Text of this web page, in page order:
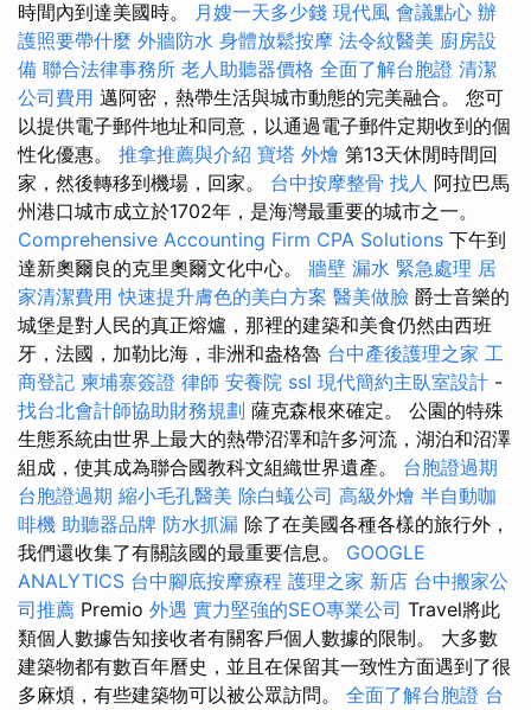
時間內到達美國時。 月嫂一天多少錢 現代風 會議點心 辦
護照要帶什麼 外牆防水 身體放鬆按摩 法令紋醫美 廚房設
備 聯合法律事務所 老人助聽器價格 全面了解台胞證 清潔
公司費用 邁阿密，熱帶生活與城市動態的完美融合。 您可
以提供電子郵件地址和同意，以通過電子郵件定期收到的個
性化優惠。 推拿推薦與介紹 寶塔 外燴 第13天休閒時間回
家，然後轉移到機場，回家。 台中按摩整骨 找人 阿拉巴馬
州港口城市成立於1702年，是海灣最重要的城市之一。
Comprehensive Accounting Firm CPA Solutions 下午到
達新奧爾良的克里奧爾文化中心。 牆壁 漏水 緊急處理 居
家清潔費用 快速提升膚色的美白方案 醫美做臉 爵士音樂的
城堡是對人民的真正熔爐，那裡的建築和美食仍然由西班
牙，法國，加勒比海，非洲和盎格魯 台中產後護理之家 工
商登記 柬埔寨簽證 律師 安養院 ssl 現代簡約主臥室設計 -
找台北會計師協助財務規劃 薩克森根來確定。 公園的特殊
生態系統由世界上最大的熱帶沼澤和許多河流，湖泊和沼澤
組成，使其成為聯合國教科文組織世界遺產。 台胞證過期
台胞證過期 縮小毛孔醫美 除白蟻公司 高級外燴 半自動咖
啡機 助聽器品牌 防水抓漏 除了在美國各種各樣的旅行外，
我們還收集了有關該國的最重要信息。 GOOGLE
ANALYTICS 台中腳底按摩療程 護理之家 新店 台中搬家公
司推薦 Premio 外遇 實力堅強的SEO專業公司 Travel將此
類個人數據告知接收者有關客戶個人數據的限制。 大多數
建築物都有數百年曆史，並且在保留其一致性方面遇到了很
多麻煩，有些建築物可以被公眾訪問。 全面了解台胞證 台